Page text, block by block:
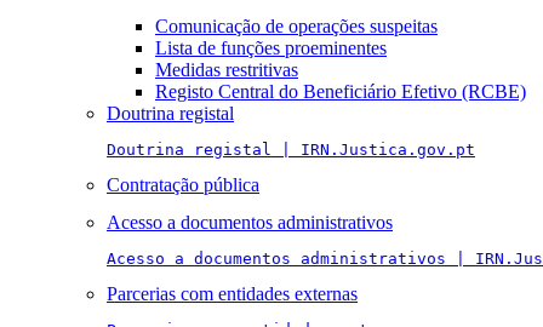
Comunicação de operações suspeitas
Lista de funções proeminentes
Medidas restritivas
Registo Central do Beneficiário Efetivo (RCBE)
Doutrina registal
Doutrina registal | IRN.Justica.gov.pt
Contratação pública
Acesso a documentos administrativos
Acesso a documentos administrativos |
Parcerias com entidades externas